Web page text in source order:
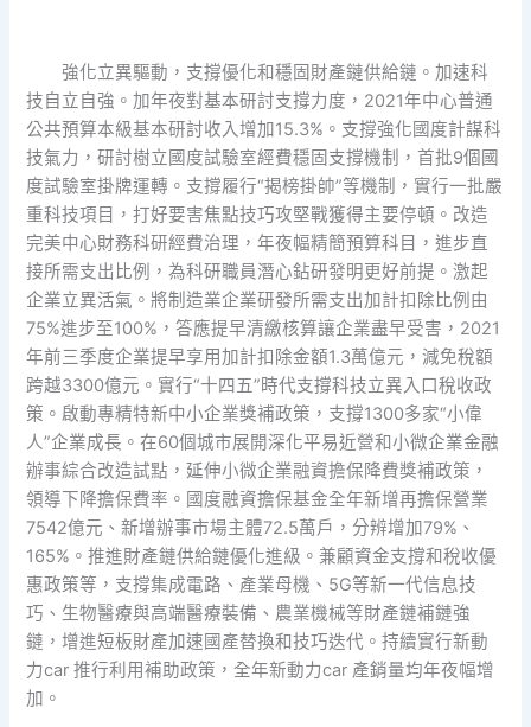
強化立異驅動，支撐優化和穩固財產鏈供給鏈。加速科
技自立自強。加年夜對基本研討支撐力度，2021年中心普通
公共預算本級基本研討收入增加15.3%。支撐強化國度計謀科
技氣力，研討樹立國度試驗室經費穩固支撐機制，首批9個國
度試驗室掛牌運轉。支撐履行“揭榜掛帥”等機制，實行一批嚴
重科技項目，打好要害焦點技巧攻堅戰獲得主要停頓。改造
完美中心財務科研經費治理，年夜幅精簡預算科目，進步直
接所需支出比例，為科研職員潛心鉆研發明更好前提。激起
企業立異活氣。將制造業企業研發所需支出加計扣除比例由
75%進步至100%，答應提早清繳核算讓企業盡早受害，2021
年前三季度企業提早享用加計扣除金額1.3萬億元，減免稅額
跨越3300億元。實行“十四五”時代支撐科技立異入口稅收政
策。啟動專精特新中小企業獎補政策，支撐1300多家“小偉
人”企業成長。在60個城市展開深化平易近營和小微企業金融
辦事綜合改造試點，延伸小微企業融資擔保降費獎補政策，
領導下降擔保費率。國度融資擔保基金全年新增再擔保營業
7542億元、新增辦事市場主體72.5萬戶，分辨增加79%、
165%。推進財產鏈供給鏈優化進級。兼顧資金支撐和稅收優
惠政策等，支撐集成電路、產業母機、5G等新一代信息技
巧、生物醫療與高端醫療裝備、農業機械等財產鏈補鏈強
鏈，增進短板財產加速國產替換和技巧迭代。持續實行新動
力car 推行利用補助政策，全年新動力car 產銷量均年夜幅增
加。